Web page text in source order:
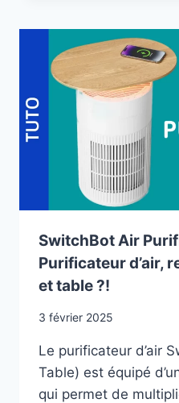
PLUS
:
VAUT-
IL
LE
COUP
SwitchBot Air
Purificateur d’air,
et table ?!
3 février 2025
Le purificateur d’air
Table) est équipé
qui permet de